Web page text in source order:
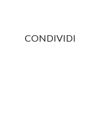
CONDIVIDI